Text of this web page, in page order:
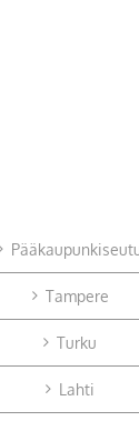
Tampere
Turku
Lahti